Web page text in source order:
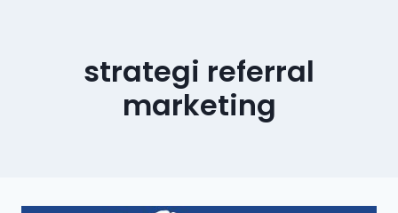
strategi referral
marketing